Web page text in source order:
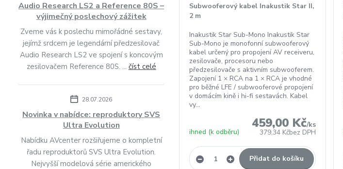
Subwooferový kabel Inakustik Star II,
2 m
Inakustik Star Sub-Mono Inakustik Star
Sub-Mono je monofonní subwooferový
kabel určený pro propojení AV receiveru,
zesilovače, procesoru nebo
předzesilovače s aktivním subwooferem.
Zapojení 1 × RCA na 1 × RCA je vhodné
pro běžné LFE / subwooferové propojení
v domácím kině i hi-fi sestavách. Kabel
vy...
459,00 Kč/ks
379,34 Kčbez DPH
ihned (k odběru)
Přidat do košíku
Audio Research LS2 a Reference 80S –
výjimečný poslechový zážitek
Zveme vás k poslechu mimořádné sestavy,
jejímž srdcem je legendární předzesilovač
Audio Research LS2 ve spojení s koncovým
zesilovačem Reference 80S. ... číst celé
28.07.2026
Novinka v nabídce: reproduktory SVS
Ultra Evolution
Nabídku AVcenter rozšiřujeme o kompletní
řadu reproduktorů SVS Ultra Evolution.
Nejvyšší modelová série amerického